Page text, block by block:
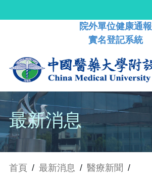
院外單位健康通報
實名登記系統
最新消息
首頁 / 最新消息 / 醫療新聞 /